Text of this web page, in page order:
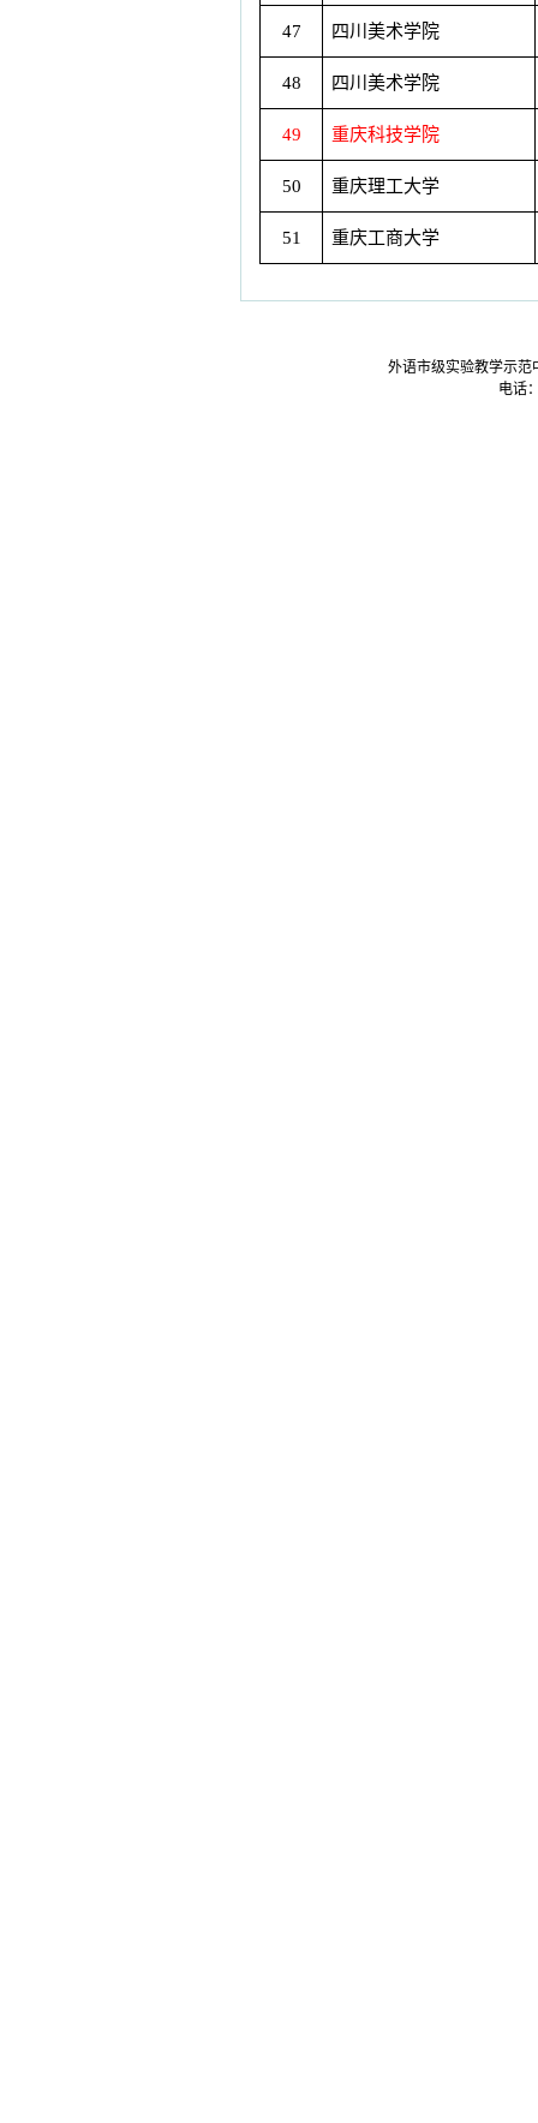
47 四川美术学院
48 四川美术学院
49 重庆科技学院
50 重庆理工大学
51 重庆工商大学
外语市级实验教学示
电话